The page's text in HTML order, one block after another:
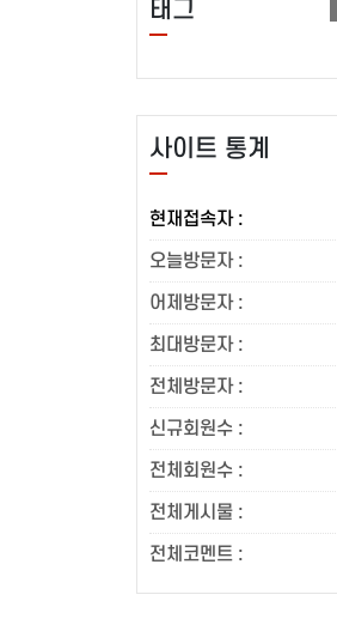
태그
사이트 통계
현재접속자 :
오늘방문자 :
어제방문자 :
최대방문자 :
전체방문자 :
신규회원수 :
전체회원수 :
전체게시물 :
전체코멘트 :